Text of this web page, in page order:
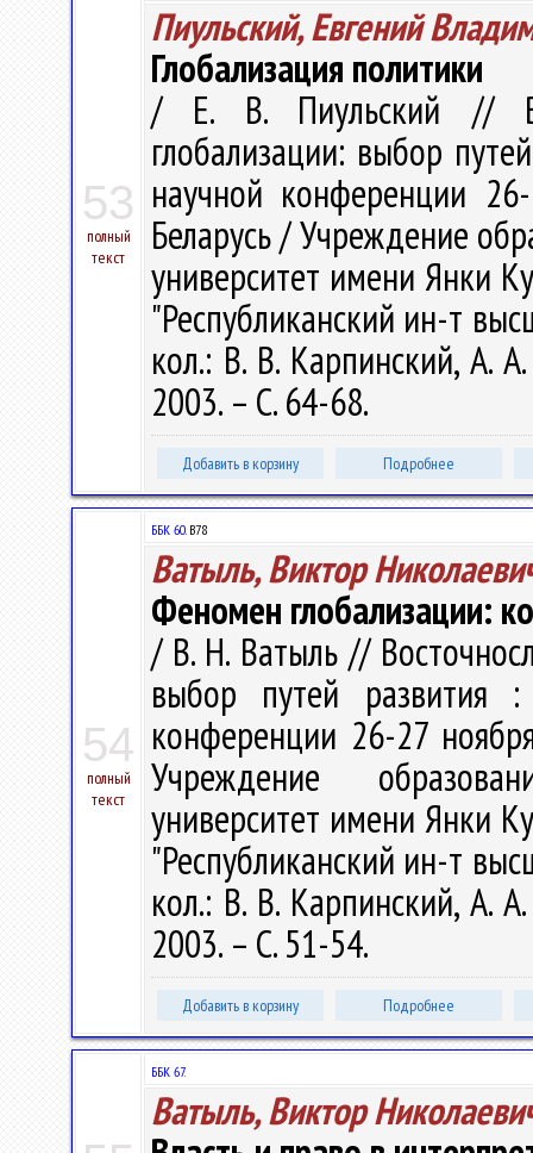
53
полный
текст
Пиульский, Евгений
Глобализация политики
/ Е. В. Пиульский //
глобализации: выбор
научной конференции
Беларусь / Учреждение
университет имени Янки
"Республиканский ин-т
кол.: В. В. Карпинский, А.
2003. – С. 64-68.
Добавить в корзину Подробнее
54
полный
текст
ББК 60.В78
Ватыль, Виктор
Феномен глобализации:
/ В. Н. Ватыль //
выбор путей развития
конференции 26-27
Учреждение
университет имени Янки
"Республиканский ин-т
кол.: В. В. Карпинский, А.
2003. – С. 51-54.
Добавить в корзину Подробнее
ББК 67.
Ватыль, Виктор